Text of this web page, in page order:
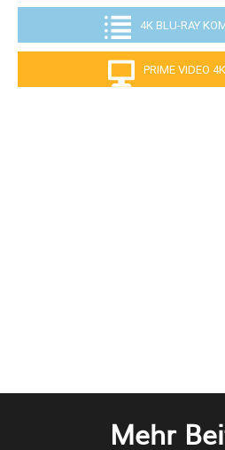
4K BLU-RAY
PRIME VIDEO
Mehr